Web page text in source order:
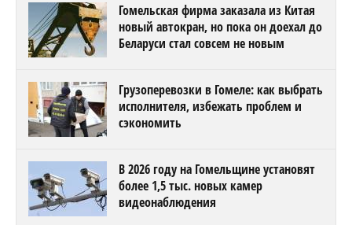
Гомельская фирма заказала из Китая
новый автокран, но пока он доехал до
Беларуси стал совсем не новым
Грузоперевозки в Гомеле: как выбрать
исполнителя, избежать проблем и
сэкономить
В 2026 году на Гомельщине установят
более 1,5 тыс. новых камер
видеонаблюдения